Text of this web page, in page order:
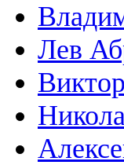
Лев